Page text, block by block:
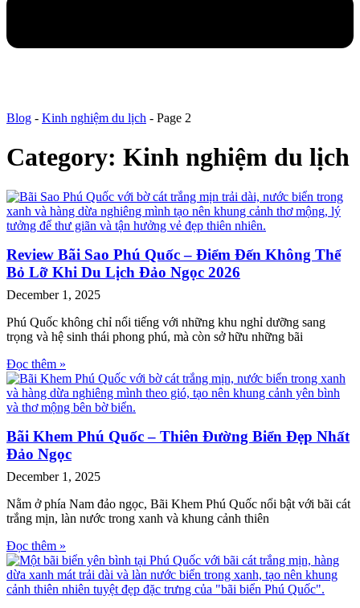
Blog - Kinh nghiệm du lịch - Page 2
Category: Kinh nghiệm du lịch
Review Bãi Sao Phú Quốc – Điểm Đến Không Thể
Bỏ Lỡ Khi Du Lịch Đảo Ngọc 2026
December 1, 2025
Phú Quốc không chỉ nổi tiếng với những khu nghỉ dưỡng sang
trọng và hệ sinh thái phong phú, mà còn sở hữu những bãi
Đọc thêm »
Bãi Khem Phú Quốc – Thiên Đường Biển Đẹp Nhất
Đảo Ngọc
December 1, 2025
Nằm ở phía Nam đảo ngọc, Bãi Khem Phú Quốc nổi bật với bãi cát
trắng mịn, làn nước trong xanh và khung cảnh thiên
Đọc thêm »